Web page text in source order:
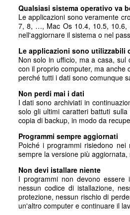
Qualsiasi sistema operativo va
Le applicazioni sono veramente
7, 8, …, Mac Os 10.4, 10.5, 10.6,
nell'aggiornare il sistema o nel
Le applicazioni sono utilizzabili
Non solo in ufficio, ma a casa,
con il proprio computer, ma anche
perché tutti i dati sono comunque
Non perdi mai i dati
I dati sono archiviati in
solo gli ultimi caratteri battuti
copia di backup, in modo da
Programmi sempre aggiornati
Poiché i programmi risiedono
sempre la versione più
Non devi istallare niente
I programmi non devono essere
nessun codice di istallazione,
protezione, nessun rischio di
un'altro computer e continuare il